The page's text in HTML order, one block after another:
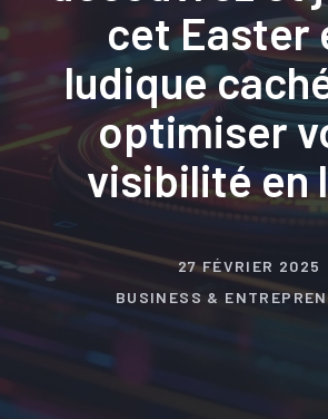
cet Easter
ludique
optimiser
visibilité en
27 FÉVRIER 2025
BUSINESS &